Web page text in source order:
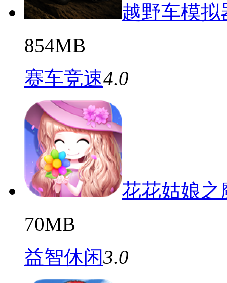
越野车模拟
854MB
赛车竞速4.0
花花姑娘之
70MB
益智休闲3.0